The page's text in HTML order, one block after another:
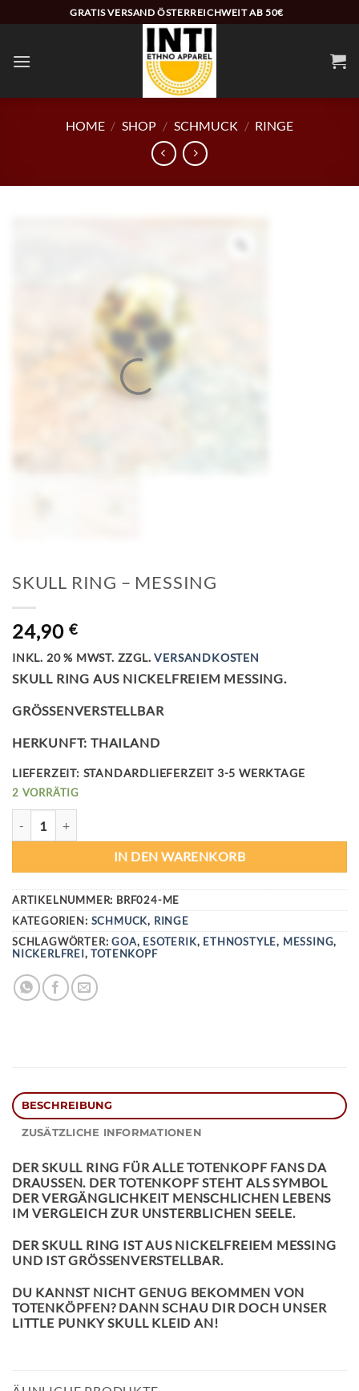
Inhalt
GRATIS VERSAND ÖSTERREICHWEIT AB 50€
HOME / SHOP / SCHMUCK / RINGE
SKULL RING – MESSING
24,90 €
INKL. 20 % MWST. ZZGL.VERSANDKOSTEN
SKULL RING AUS NICKELFREIEM MESSING.
GRÖSSENVERSTELLBAR
HERKUNFT: THAILAND
LIEFERZEIT: STANDARDLIEFERZEIT 3-5 WERKTAGE
2 VORRÄTIG
IN DEN WARENKORB
ARTIKELNUMMER: BRF024-ME
KATEGORIEN: SCHMUCK, RINGE
SCHLAGWÖRTER:GOA, ESOTERIK, ETHNOSTYLE, MESSING,
NICKERLFREI,TOTENKOPF
BESCHREIBUNG
ZUSÄTZLICHE INFORMATIONEN
DER SKULL RING FÜR ALLE TOTENKOPF FANS DA
DRAUSSEN. DER TOTENKOPF STEHT ALS SYMBOL D
ER VERGÄNGLICHKEIT MENSCHLICHEN LEBENS I
M VERGLEICH ZUR UNSTERBLICHEN SEELE.
DER SKULL RING IST AUS NICKELFREIEM MESSING
UND IST GRÖSSENVERSTELLBAR.
DU KANNST NICHT GENUG BEKOMMEN VON
TOTENKÖPFEN? DANN SCHAU DIR DOCH UNSER
LITTLE PUNKY SKULL KLEID AN!